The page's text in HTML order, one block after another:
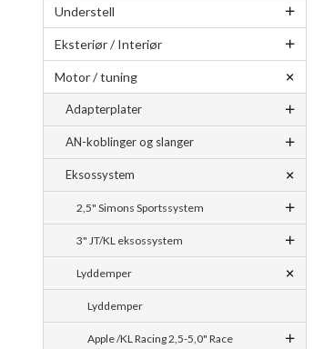
Understell
Eksteriør / Interiør
Motor / tuning
Adapterplater
AN-koblinger og slanger
Eksossystem
2,5" Simons Sportssystem
3" JT/KL eksossystem
Lyddemper
Lyddemper
Apple /KL Racing 2,5-5,0" Race